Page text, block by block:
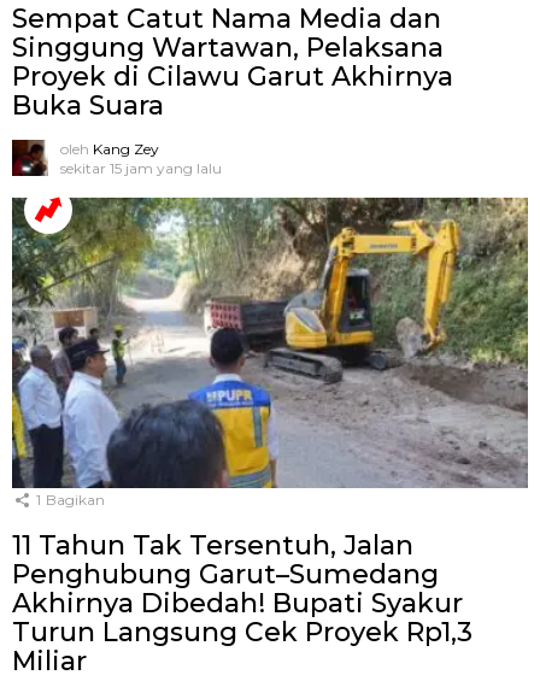
Sempat Catut Nama Media dan
Singgung Wartawan, Pelaksana
Proyek di Cilawu Garut Akhirnya
Buka Suara
oleh Kang Zey
sekitar 15 jam yang lalu
1 Bagikan
11 Tahun Tak Tersentuh, Jalan
Penghubung Garut–Sumedang
Akhirnya Dibedah! Bupati Syakur
Turun Langsung Cek Proyek Rp1,3
Miliar